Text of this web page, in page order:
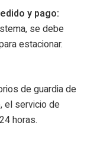
y pago:
se debe
estacionar.
de guardia de
el servicio de
horas.